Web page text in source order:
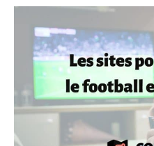
télécharger
sous-
titres
de
films
&